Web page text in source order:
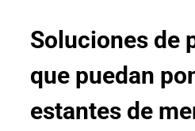
Soluciones de
que puedan
estantes de